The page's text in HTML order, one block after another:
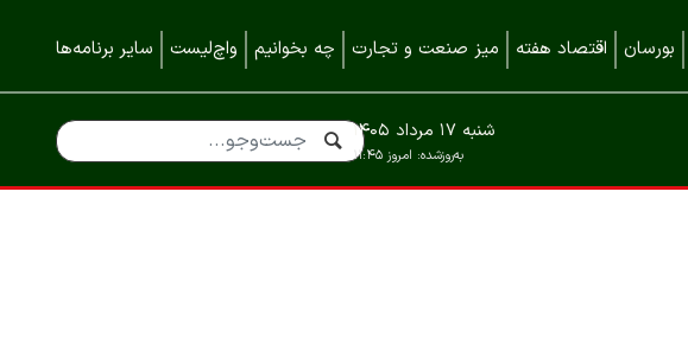
بورسان اقتصاد هفته میز صنعت و تجارت چه بخوانیم واچ‌لیست سایر برنامه‌ها
به‌روزشده: امروز ۱۱:۴۵
شنبه ۱۷ مرداد ۱۴۰۵